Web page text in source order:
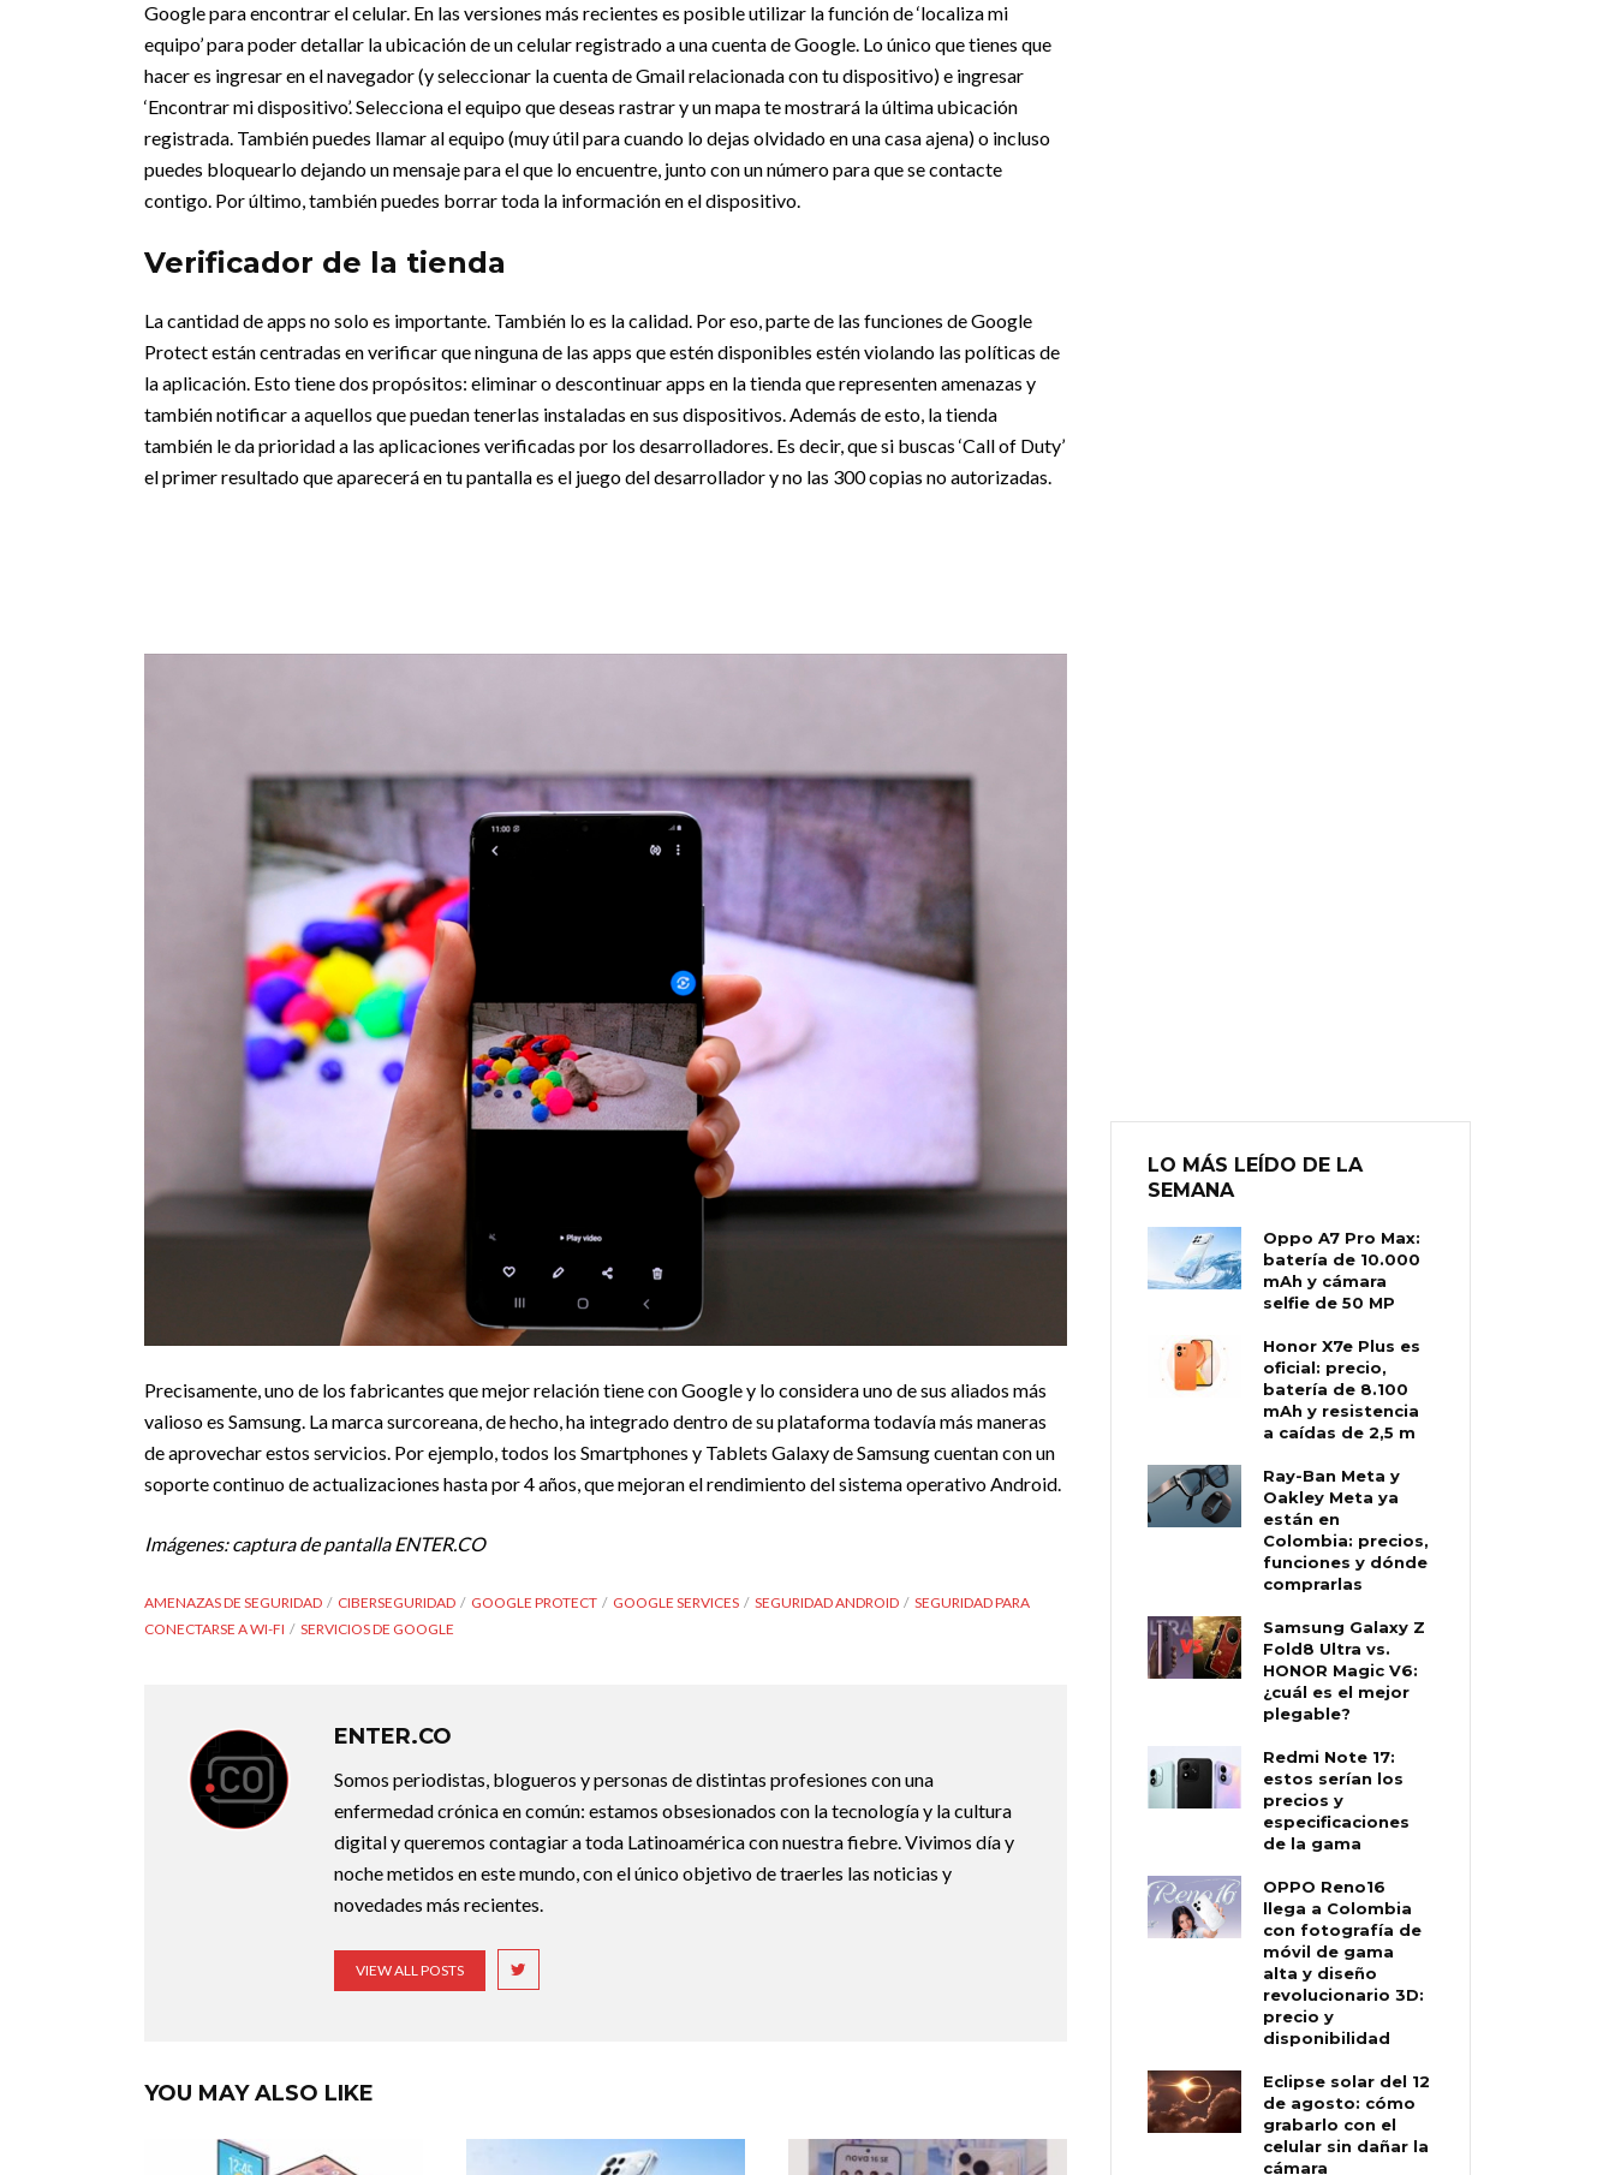
Google para encontrar el celular. En las versiones más recientes es posible utilizar la función de ‘localiza mi
equipo’ para poder detallar la ubicación de un celular registrado a una cuenta de Google. Lo único que tienes que
hacer es ingresar en el navegador (y seleccionar la cuenta de Gmail relacionada con tu dispositivo) e ingresar
‘Encontrar mi dispositivo’. Selecciona el equipo que deseas rastrar y un mapa te mostrará la última ubicación
registrada. También puedes llamar al equipo (muy útil para cuando lo dejas olvidado en una casa ajena) o incluso
puedes bloquearlo dejando un mensaje para el que lo encuentre, junto con un número para que se contacte
contigo. Por último, también puedes borrar toda la información en el dispositivo.
Verificador de la tienda
La cantidad de apps no solo es importante. También lo es la calidad. Por eso, parte de las funciones de Google
Protect están centradas en verificar que ninguna de las apps que estén disponibles estén violando las políticas de
la aplicación. Esto tiene dos propósitos: eliminar o descontinuar apps en la tienda que representen amenazas y
también notificar a aquellos que puedan tenerlas instaladas en sus dispositivos. Además de esto, la tienda
también le da prioridad a las aplicaciones verificadas por los desarrolladores. Es decir, que si buscas ‘Call of Duty’
el primer resultado que aparecerá en tu pantalla es el juego del desarrollador y no las 300 copias no autorizadas.
Precisamente, uno de los fabricantes que mejor relación tiene con Google y lo considera uno de sus aliados más
valioso es Samsung. La marca surcoreana, de hecho, ha integrado dentro de su plataforma todavía más maneras
de aprovechar estos servicios. Por ejemplo, todos los Smartphones y Tablets Galaxy de Samsung cuentan con un
soporte continuo de actualizaciones hasta por 4 años, que mejoran el rendimiento del sistema operativo Android.
Imágenes: captura de pantalla ENTER.CO
AMENAZAS DE SEGURIDAD CIBERSEGURIDAD GOOGLE PROTECT GOOGLE SERVICES SEGURIDAD ANDROID
SEGURIDAD PARA
CONECTARSE A WI-FI
SERVICIOS DE GOOGLE
ENTER.CO
Somos periodistas, blogueros y personas de distintas profesiones con una
enfermedad crónica en común: estamos obsesionados con la tecnología y la cultura
digital y queremos contagiar a toda Latinoamérica con nuestra fiebre. Vivimos día y
noche metidos en este mundo, con el único objetivo de traerles las noticias y
novedades más recientes.
VIEW ALL POSTS
YOU MAY ALSO LIKE
LO MÁS LEÍDO DE LA
SEMANA
Oppo A7 Pro Max:
batería de 10.000
mAh y cámara
selfie de 50 MP
Honor X7e Plus es
oficial: precio,
batería de 8.100
mAh y resistencia
a caídas de 2,5 m
Ray-Ban Meta y
Oakley Meta ya
están en
Colombia: precios,
funciones y dónde
comprarlas
Samsung Galaxy Z
Fold8 Ultra vs.
HONOR Magic V6:
¿cuál es el mejor
plegable?
Redmi Note 17:
estos serían los
precios y
especificaciones
de la gama
OPPO Reno16
llega a Colombia
con fotografía de
móvil de gama
alta y diseño
revolucionario 3D:
precio y
disponibilidad
Eclipse solar del 12
de agosto: cómo
grabarlo con el
celular sin dañar la
cámara